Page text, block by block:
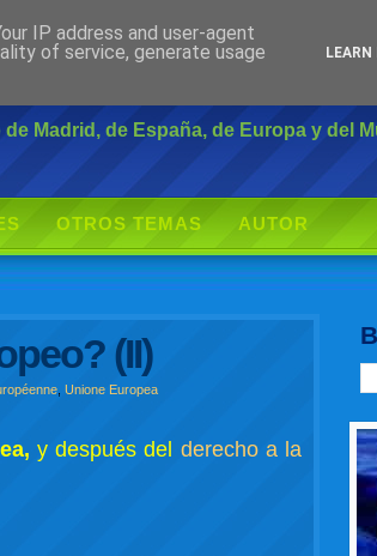
Madrid, de España, de Europa y del
OTROS TEMAS AUTOR
(II)
,Unione Europea
y después del derecho a la
IP address and user-agent
of service, generate usage
LEARN